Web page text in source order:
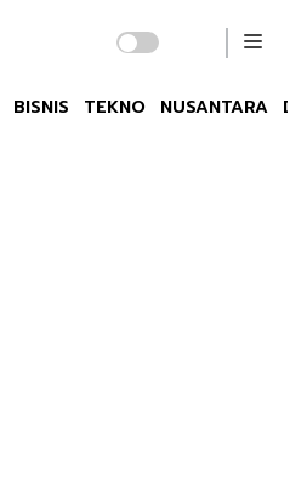
BISNIS TEKNO NUSANTARA